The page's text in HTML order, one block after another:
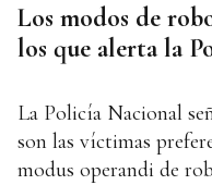
Los modos de
los que alerta la
La Policía Nacional
son las víctimas
modus operandi de